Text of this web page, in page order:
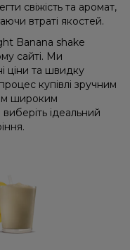
свіжість та аромат,
втраті якостей.
Banana shake
сайті. Ми
ціни та швидку
купівлі зручним
широким
і виберіть ідеальний